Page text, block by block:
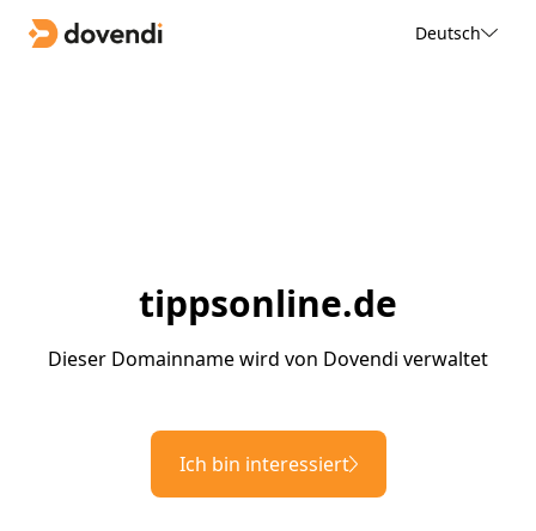
Deutsch
tippsonline.de
Dieser Domainname wird von Dovendi verwaltet
Ich bin interessiert